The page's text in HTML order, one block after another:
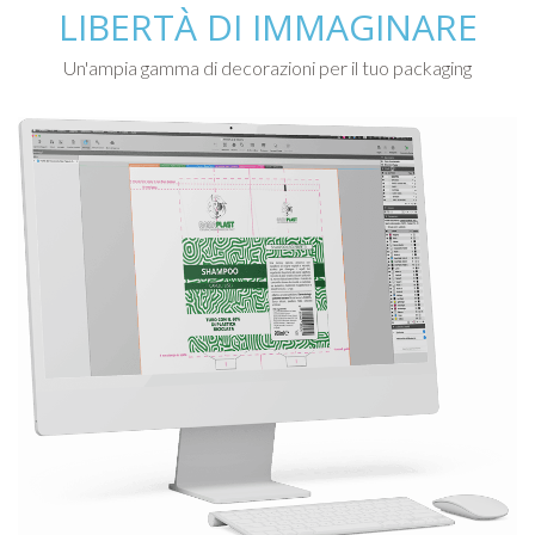
LIBERTÀ DI IMMAGINARE
Un'ampia gamma di decorazioni per il tuo packaging